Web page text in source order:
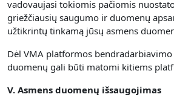
vadovaujasi tokiomis pačiomis
griežčiausių saugumo ir duomenų
užtikrintų tinkamą jūsų asmens
Dėl VMA platformos
duomenų gali būti matomi kitiems
V. Asmens duomenų išsaugojimas